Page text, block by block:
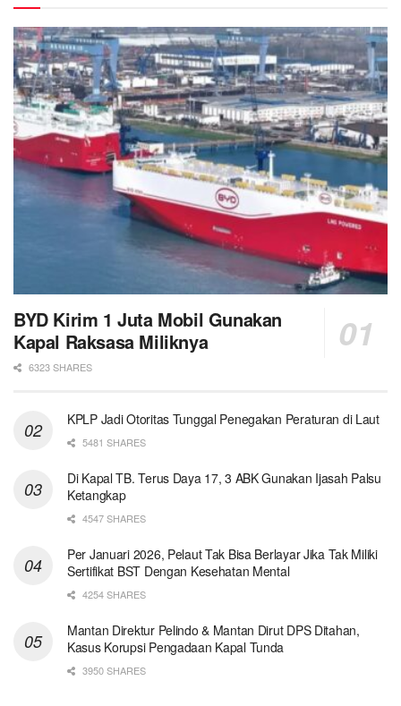
BYD Kirim 1 Juta Mobil Gunakan
Kapal Raksasa Miliknya
6323 SHARES
KPLP Jadi Otoritas Tunggal Penegakan Peraturan di Laut
5481 SHARES
Di Kapal TB. Terus Daya 17, 3 ABK Gunakan Ijasah Palsu
Ketangkap
4547 SHARES
Per Januari 2026, Pelaut Tak Bisa Berlayar Jika Tak Miliki
Sertifikat BST Dengan Kesehatan Mental
4254 SHARES
Mantan Direktur Pelindo & Mantan Dirut DPS Ditahan,
Kasus Korupsi Pengadaan Kapal Tunda
3950 SHARES